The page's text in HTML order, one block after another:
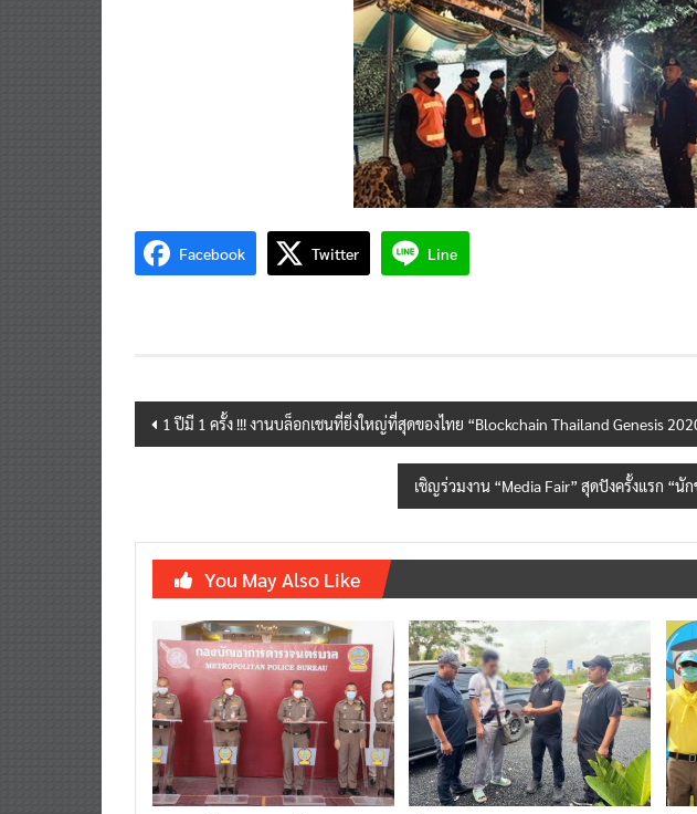
Facebook Twitter Line
Post
navigation
1 ปีมี 1 ครั้ง !!! งานบล็อกเชนที่ยิ่งใหญ่ที่สุดของไทย “Blockchain Thailand Genesis
เชิญร่วมงาน “Media Fair” สุดปังครั้งแรก “
You May Also Like